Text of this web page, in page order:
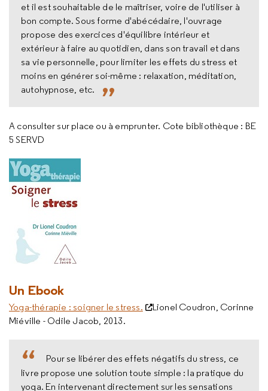
et il est souhaitable de le maîtriser, voire de l'utiliser à
bon compte. Sous forme d'abécédaire, l'ouvrage
propose des exercices d'équilibre intérieur et
extérieur à faire au quotidien, dans son travail et dans
sa vie personnelle, pour limiter les effets du stress et
moins en générer soi-même : relaxation, méditation,
autohypnose, etc.
A consulter sur place ou à emprunter. Cote bibliothèque : BE
5 SERVD
Un Ebook
Yoga-thérapie : soigner le stress.
Lionel Coudron, Corinne
Miéville - Odile Jacob, 2013.
Pour se libérer des effets négatifs du stress, ce
livre propose une solution toute simple : la pratique du
yoga. En intervenant directement sur les sensations